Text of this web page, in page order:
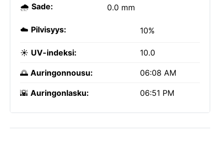
🌧️ Sade: 0.0 mm
☁️ Pilvisyys: 10%
☀️ UV-indeksi: 10.0
🌅 Auringonnousu: 06:08 AM
🌇 Auringonlasku: 06:51 PM